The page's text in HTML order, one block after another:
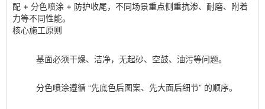
配 + 分色喷涂 + 防护收尾，不同场景重点侧重抗渗、耐磨、附着
力等不同性能。
核心施工原则
基面必须干燥、洁净，无起砂、空鼓、油污等问题。
分色喷涂遵循 “先底色后图案、先大面后细节” 的顺序。